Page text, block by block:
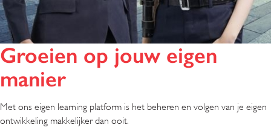
Groeien op jouw eigen
manier
Met ons eigen learning platform is het beheren en volgen van je eigen
ontwikkeling makkelijker dan ooit.